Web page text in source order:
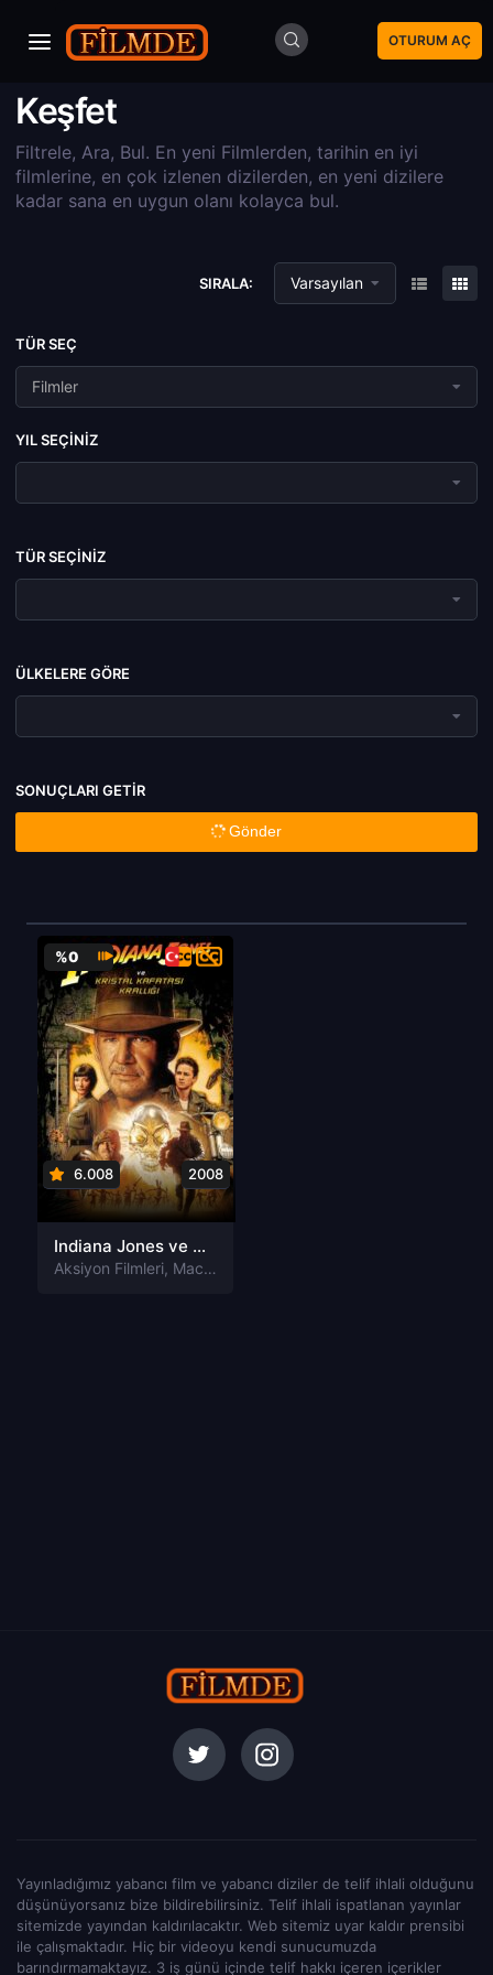
OTURUM AÇ
Keşfet
Filtrele, Ara, Bul. En yeni Filmlerden, tarihin en iyi
filmlerine, en çok izlenen dizilerden, en yeni dizilere
kadar sana en uygun olanı kolayca bul.
SIRALA: Varsayılan
TÜR SEÇ
Filmler
YIL SEÇINIZ
TÜR SEÇINIZ
ÜLKELERE GÖRE
SONUÇLARI GETIR
Gönder
%0
6.008 2008
Indiana Jones ve Kristal Kafatası Krallığı Türkçe Dublaj izle
Aksiyon Filmleri, Macera Filmleri
Yayınladığımız yabancı film ve yabancı diziler de telif ihlali olduğunu
düşünüyorsanız bize bildirebilirsiniz. Telif ihlali ispatlanan yayınlar
sitemizde yayından kaldırılacaktır. Web sitemiz uyar kaldır prensibi
ile çalışmaktadır. Hiç bir videoyu kendi sunucumuzda
barındırmamaktayız. 3 iş günü içinde telif hakkı içeren içerikler